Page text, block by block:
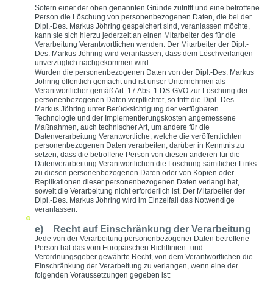
Sofern einer der oben genannten Gründe zutrifft und eine betroffene
Person die Löschung von personenbezogenen Daten, die bei der
Dipl.-Des. Markus Jöhring gespeichert sind, veranlassen möchte,
kann sie sich hierzu jederzeit an einen Mitarbeiter des für die
Verarbeitung Verantwortlichen wenden. Der Mitarbeiter der Dipl.-
Des. Markus Jöhring wird veranlassen, dass dem Löschverlangen
unverzüglich nachgekommen wird.
Wurden die personenbezogenen Daten von der Dipl.-Des. Markus
Jöhring öffentlich gemacht und ist unser Unternehmen als
Verantwortlicher gemäß Art. 17 Abs. 1 DS-GVO zur Löschung der
personenbezogenen Daten verpflichtet, so trifft die Dipl.-Des.
Markus Jöhring unter Berücksichtigung der verfügbaren
Technologie und der Implementierungskosten angemessene
Maßnahmen, auch technischer Art, um andere für die
Datenverarbeitung Verantwortliche, welche die veröffentlichten
personenbezogenen Daten verarbeiten, darüber in Kenntnis zu
setzen, dass die betroffene Person von diesen anderen für die
Datenverarbeitung Verantwortlichen die Löschung sämtlicher Links
zu diesen personenbezogenen Daten oder von Kopien oder
Replikationen dieser personenbezogenen Daten verlangt hat,
soweit die Verarbeitung nicht erforderlich ist. Der Mitarbeiter der
Dipl.-Des. Markus Jöhring wird im Einzelfall das Notwendige
veranlassen.
e) Recht auf Einschränkung der Verarbeitung
Jede von der Verarbeitung personenbezogener Daten betroffene
Person hat das vom Europäischen Richtlinien- und
Verordnungsgeber gewährte Recht, von dem Verantwortlichen die
Einschränkung der Verarbeitung zu verlangen, wenn eine der
folgenden Voraussetzungen gegeben ist: